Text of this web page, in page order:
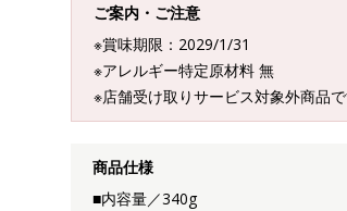
ご案内・ご注意
※賞味期限：2029/1/31
※アレルギー特定原材料 無
※店舗受け取りサービス対象外商品
商品仕様
■内容量／340g